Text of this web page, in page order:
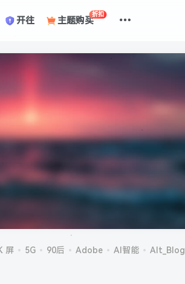
开往 主题购买
折扣
屏 5G 90后 Adobe AI智能 Alt_Blog